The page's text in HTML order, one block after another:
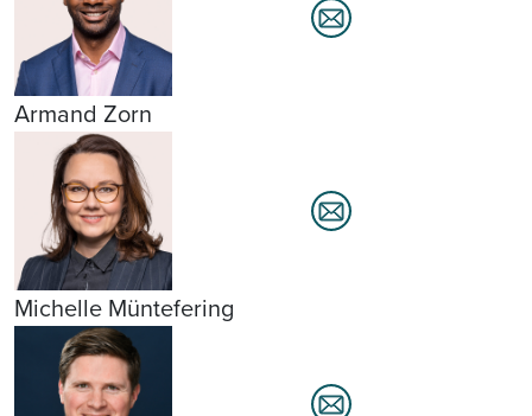
Armand Zorn
Michelle Müntefering